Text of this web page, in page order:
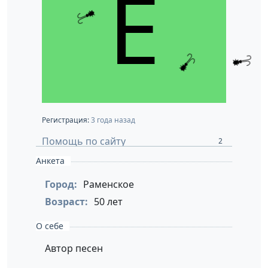
Регистрация:3 года назад
Помощь по сайту 2
Анкета
Город: Раменское
Возраст: 50 лет
О себе
Автор песен